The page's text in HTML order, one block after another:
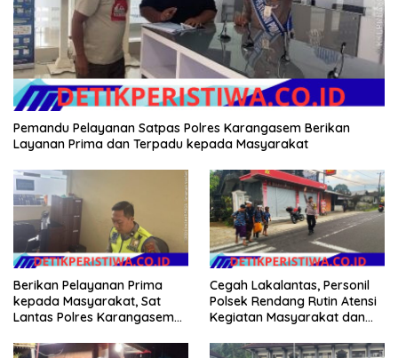
Pemandu Pelayanan Satpas Polres Karangasem Berikan
Layanan Prima dan Terpadu kepada Masyarakat
Berikan Pelayanan Prima
kepada Masyarakat, Sat
Lantas Polres Karangasem
Kepengurusan BPKB
Cegah Lakalantas, Personil
Polsek Rendang Rutin Atensi
Kegiatan Masyarakat dan
Siswi Sekolah